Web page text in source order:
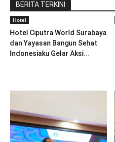
BERITA TERKINI
Hotel
Hotel Ciputra World Surabaya
dan Yayasan Bangun Sehat
Indonesiaku Gelar Aksi...